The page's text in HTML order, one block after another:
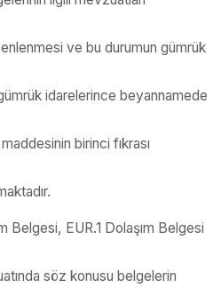
ve bu durumun gümrük
idarelerince beyannamede
birinci fıkrası
Belgesi, EUR.1 Dolaşım Belgesi
söz konusu belgelerin